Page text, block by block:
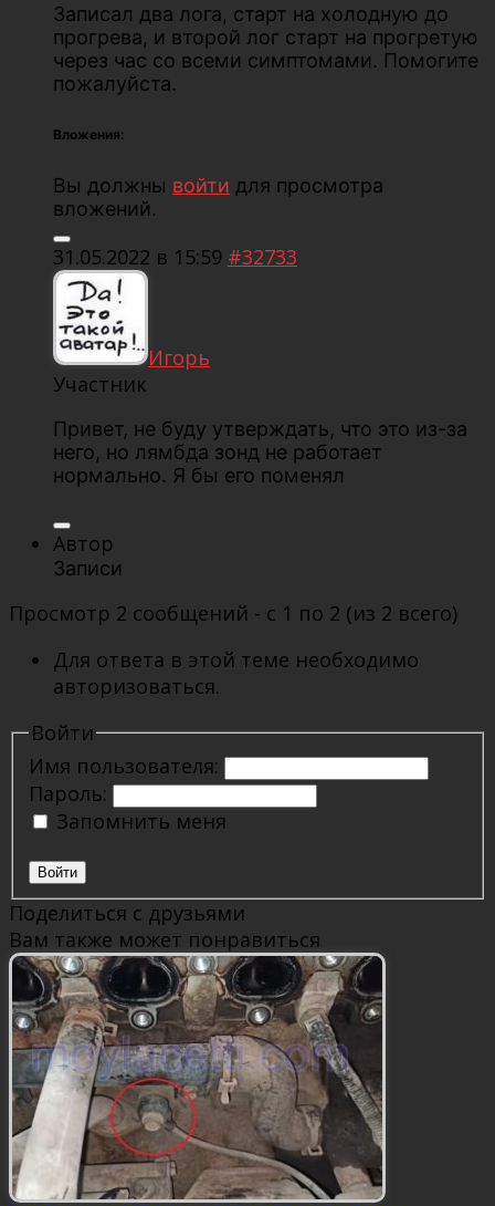
Записал два лога, старт на холодную до
прогрева, и второй лог старт на прогретую
через час со всеми симптомами. Помогите
пожалуйста.
Вложения:
Вы должны войти для просмотра
вложений.
31.05.2022 в 15:59 #32733
Игорь
Участник
Привет, не буду утверждать, что это из-за
него, но лямбда зонд не работает
нормально. Я бы его поменял
Автор
Записи
Просмотр 2 сообщений - с 1 по 2 (из 2 всего)
Для ответа в этой теме необходимо
авторизоваться.
Войти
Имя пользователя:
Пароль:
Запомнить меня
Войти
Поделиться с друзьями
Вам также может понравиться